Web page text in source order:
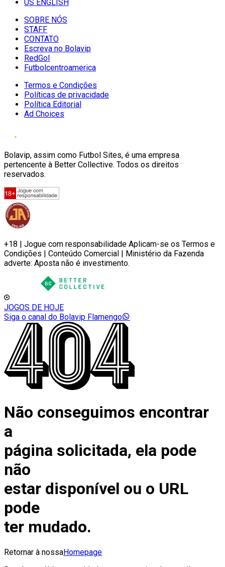
US ENGLISH
SOBRE NÓS
STAFF
CONTATO
Escreva no Bolavip
RedGol
Futbolcentroamerica
Termos e Condições
Políticas de privacidade
Política Editorial
Ad Choices
Bolavip, assim como Futbol Sites, é uma empresa
pertencente à Better Collective. Todos os direitos
reservados.
+18 | Jogue com responsabilidade Aplicam-se os Termos e
Condições | Conteúdo Comercial | Ministério da Fazenda
adverte: Aposta não é investimento.
JOGOS DE HOJE
Siga o canal do Bolavip Flamengo
Não conseguimos encontrar
a
página solicitada, ela pode
não
estar disponível ou o URL
pode
ter mudado.
Retornar à nossaHomepage